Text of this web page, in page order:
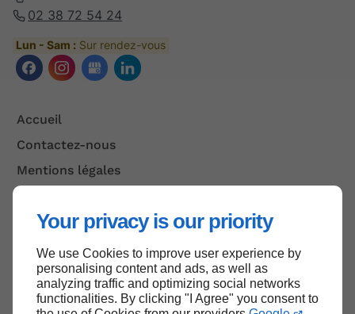
Your privacy is our priority
We use Cookies to improve user experience by
personalising content and ads, as well as
analyzing traffic and optimizing social networks
functionalities. By clicking "I Agree" you consent to
02 38 72 54 24
Lun - Sam : Sur rendez-vous
Accueil
Contactez-nous
Mentions légales
Haut de page